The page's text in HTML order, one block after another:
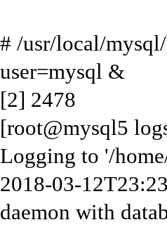
# /usr/local/
user=mysql &
[2] 2478
[root@mysql5
Logging to '/
2018-03-
daemon with